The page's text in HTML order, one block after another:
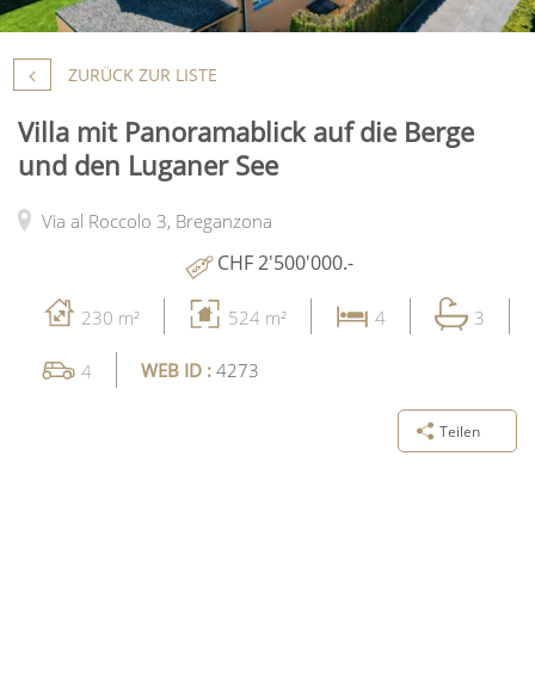
ZURÜCK ZUR LISTE
Villa mit Panoramablick auf die Berge
und den Luganer See
Via al Roccolo 3, Breganzona
CHF 2'500'000.-
230 m² 524 m² 4 3
4 WEB ID : 4273
Teilen